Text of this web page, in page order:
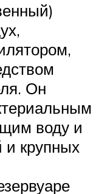
Он
воду и
и крупных